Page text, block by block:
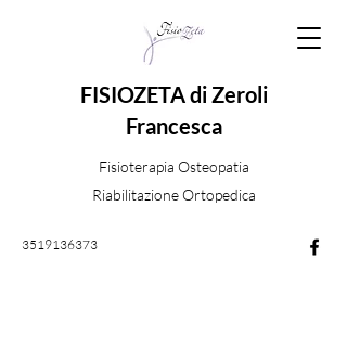
FISIOZETA di Zeroli
Francesca
Fisioterapia Osteopatia
Riabilitazione Ortopedica
3519136373